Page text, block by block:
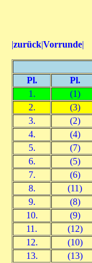
|zurück|Vorrunde|
Pl.
Pl.
1.
(1)
2.
(3)
3.
(2)
4.
(4)
5.
(7)
6.
(5)
7.
(6)
8.
(11)
9.
(8)
10.
(9)
11.
(12)
12.
(10)
13.
(13)